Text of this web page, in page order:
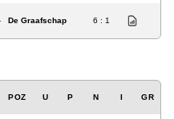
De Graafschap 6 : 1
POZ U P N I GR